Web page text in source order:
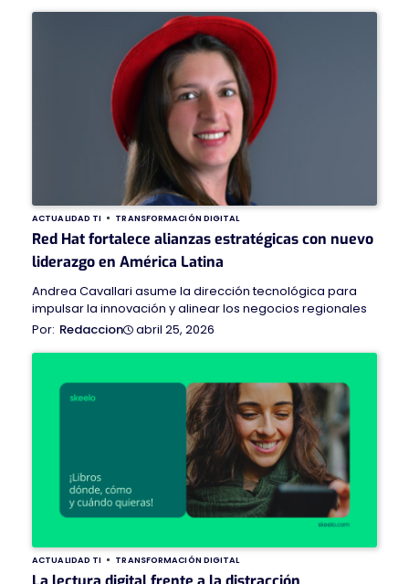
ACTUALIDAD TI TRANSFORMACIÓN DIGITAL
Red Hat fortalece alianzas estratégicas con nuevo
liderazgo en América Latina
Andrea Cavallari asume la dirección tecnológica para
impulsar la innovación y alinear los negocios regionales
Redaccion
abril 25, 2026
ACTUALIDAD TI TRANSFORMACIÓN DIGITAL